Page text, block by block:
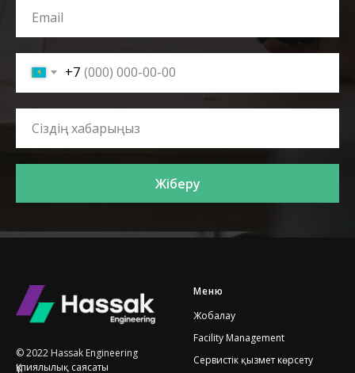
+7
Жіберу
© 2022 Hassak Engineering
Құпиялылық саясаты
Меню
Жобалау
Facility Management
Сервистік қызмет көрсету